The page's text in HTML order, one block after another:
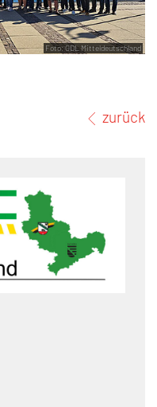
Foto: GDL Mitteldeutschland
zurück